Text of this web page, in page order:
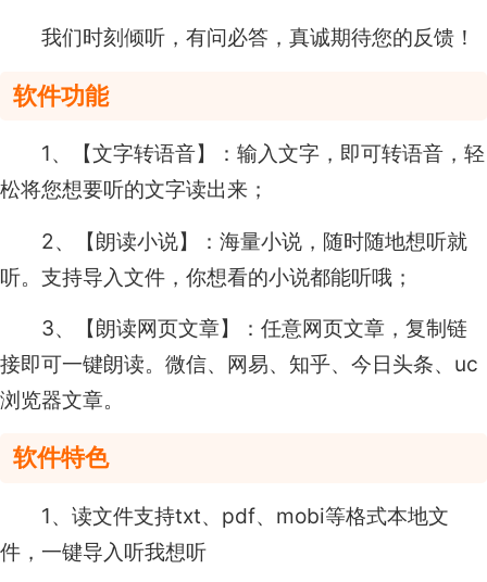
我们时刻倾听，有问必答，真诚期待您的反馈！
软件功能
1、【文字转语音】：输入文字，即可转语音，轻
松将您想要听的文字读出来；
2、【朗读小说】：海量小说，随时随地想听就
听。支持导入文件，你想看的小说都能听哦；
3、【朗读网页文章】：任意网页文章，复制链
接即可一键朗读。微信、网易、知乎、今日头条、uc
浏览器文章。
软件特色
1、读文件支持txt、pdf、mobi等格式本地文
件，一键导入听我想听